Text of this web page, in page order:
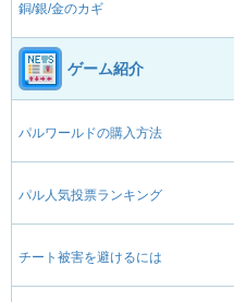
銅/銀/金のカギ
ゲーム紹介
パルワールドの購入方法
パル人気投票ランキング
チート被害を避けるには